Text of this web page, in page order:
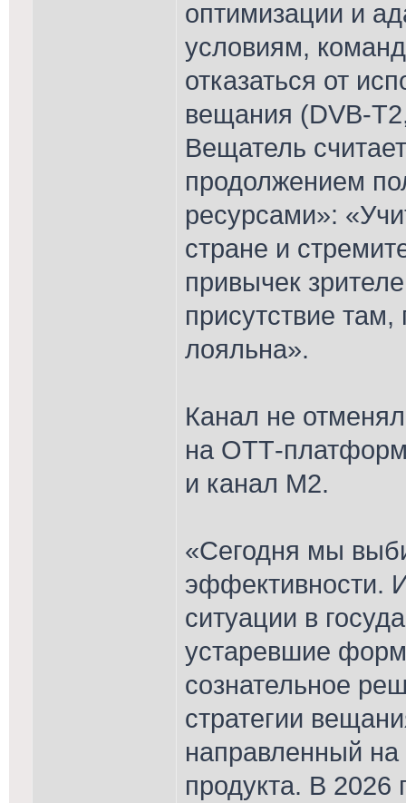
оптимизации и
условиям,
отказаться от
вещания (DVB-
Вещатель
продолжением
ресурсами»:
стране и
привычек
присутствие
лояльна».
Канал не
на ОТТ-
и канал М2.
«Сегодня мы
эффективности.
ситуации в
устаревшие
сознательное
стратегии
направленный на
продукта. В 2026